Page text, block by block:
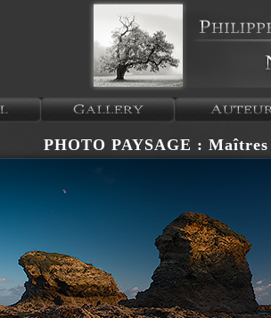
PHOTO PAYSAGE : Maîtres